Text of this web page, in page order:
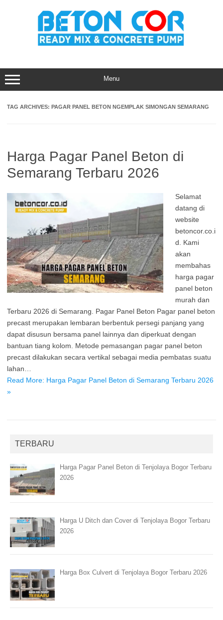
Menu
TAG ARCHIVES: PAGAR PANEL BETON NGEMPLAK SIMONGAN SEMARANG
Harga Pagar Panel Beton di
Semarang Terbaru 2026
Selamat
datang di
website
betoncor.co.i
d. Kami
akan
membahas
harga pagar
panel beton
murah dan
Terbaru 2026 di Semarang. Pagar Panel Beton Pagar panel beton
precast merupakan lembaran berbentuk persegi panjang yang
dapat disusun bersama panel lainnya dan diperkuat dengan
bantuan tiang kolom. Metode pemasangan pagar panel beton
precast dilakukan secara vertikal sebagai media pembatas suatu
lahan…
Read More: Harga Pagar Panel Beton di Semarang Terbaru 2026
»
TERBARU
Harga Pagar Panel Beton di Tenjolaya Bogor Terbaru
2026
Harga U Ditch dan Cover di Tenjolaya Bogor Terbaru
2026
Harga Box Culvert di Tenjolaya Bogor Terbaru 2026